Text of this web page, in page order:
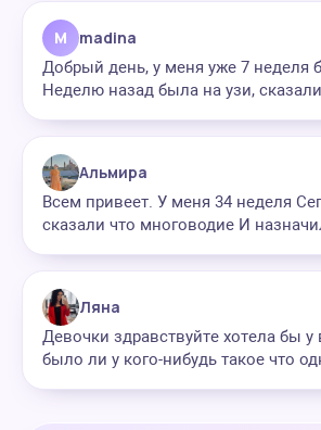
M madina
Добрый день, у меня уже 7 неделя
Неделю назад была на узи, сказали
Альмира
Всем привеет. У меня 34 неделя
сказали что многоводие И
Ляна
Девочки здравствуйте хотела бы у
было ли у кого-нибудь такое что